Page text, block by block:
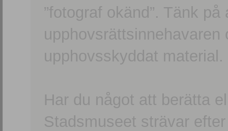
”fotograf okänd”. Tänk
upphovsskyddat material.
Har du något att berätta
Stadsmuseet strävar